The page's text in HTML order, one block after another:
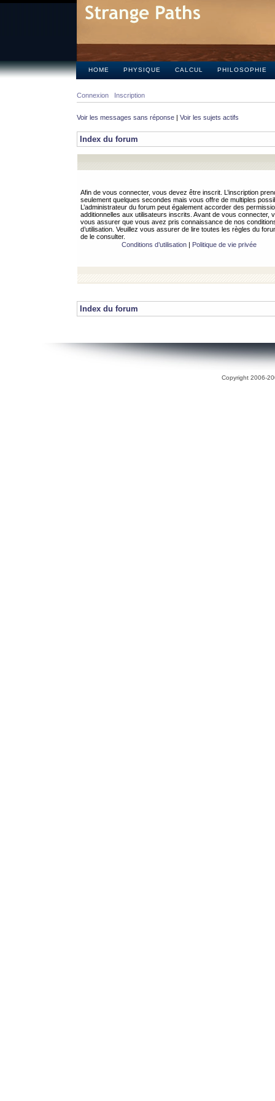
HOME PHYSIQUE CALCUL PHILOSOPHIE
Connexion Inscription
Voir les messages sans réponse | Voir les sujets actifs
Index du forum
Afin de vous connecter, vous devez être inscrit. L’inscription
seulement quelques secondes mais vous offre de multiples
L’administrateur du forum peut également accorder des
additionnelles aux utilisateurs inscrits. Avant de vous connecter,
vous assurer que vous avez pris connaissance de nos
d’utilisation. Veuillez vous assurer de lire toutes les règles du
de le consulter.
Conditions d’utilisation| Politique de vie privée
Index du forum
Copyright 2006-